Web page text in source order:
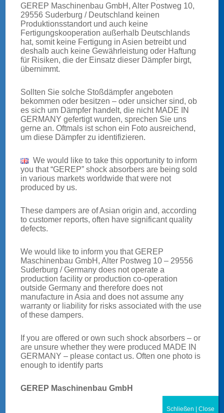
TRUCKS
BUSES
GEREP Maschinenbau GmbH, Alter Postweg 10,
29556 Suderburg / Deutschland keinen
Produktionsstandort und auch keine
Fertigungskooperation außerhalb Deutschlands
hat, somit keine Fertigung in Asien betreibt und
deshalb auch keine Gewährleistung oder Haftung
für Risiken, die der Einsatz dieser Dämpfer birgt,
übernimmt.
Sollten Sie solche Stoßdämpfer angeboten
bekommen oder besitzen – oder unsicher sind, ob
es sich um Dämpfer handelt, die nicht MADE IN
GERMANY gefertigt wurden, sprechen Sie uns
gerne an. Oftmals ist schon ein Foto ausreichend,
um diese Dämpfer zu identifizieren.
We would like to take this opportunity to inform
you that “GEREP” shock absorbers are being sold
in various markets worldwide that were not
produced by us.
These dampers are of Asian origin and, according
to customer reports, often have significant quality
defects.
We would like to inform you that GEREP
Maschinenbau GmbH, Alter Postweg 10 – 29556
Suderburg / Germany does not operate a
production facility or production co-operation
outside Germany and therefore does not
manufacture in Asia and does not assume any
warranty or liability for risks associated with the use
of these dampers.
If you are offered or own such shock absorbers – or
are unsure whether they were produced MADE IN
GERMANY – please contact us. Often one photo is
enough to identify parts
GEREP Maschinenbau GmbH
Schließen | Close